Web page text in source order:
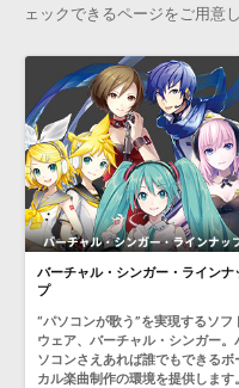
ェックできるページをご用意し
バーチャル・シンガー・ラインナ
プ
“パソコンが歌う”を実現するソフ
ウェア、バーチャル・シンガー。
ソコンさえあれば誰でもできるボ
カル楽曲制作の環境を提供します。